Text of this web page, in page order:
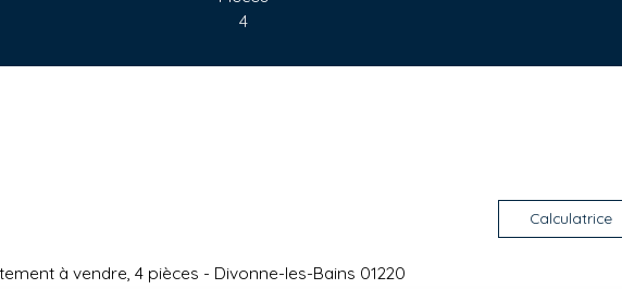
4
Calculatrice
à vendre, 4 pièces - Divonne-les-Bains 01220